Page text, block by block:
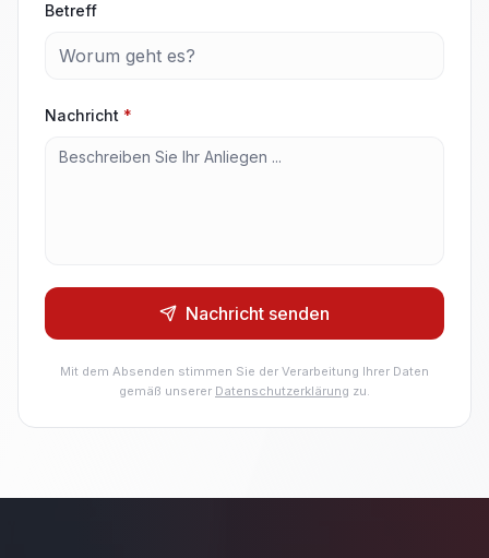
Betreff
Nachricht *
Nachricht senden
Mit dem Absenden stimmen Sie der Verarbeitung Ihrer Daten
gemäß unserer Datenschutzerklärung zu.